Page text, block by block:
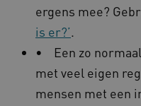
ergens mee?
is er?’.
• Een zo
met veel eigen
mensen met een